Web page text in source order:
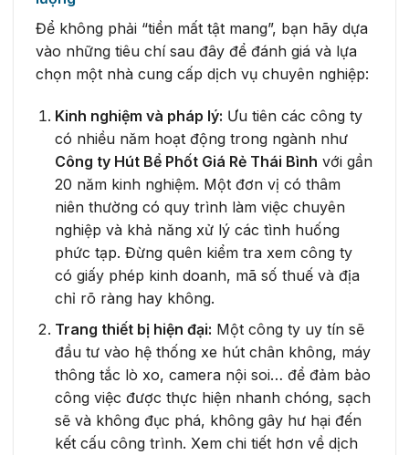
Để không phải “tiền mất tật mang”, bạn hãy dựa
vào những tiêu chí sau đây để đánh giá và lựa
chọn một nhà cung cấp dịch vụ chuyên nghiệp:
Kinh nghiệm và pháp lý: Ưu tiên các công ty
có nhiều năm hoạt động trong ngành như
Công ty Hút Bể Phốt Giá Rẻ Thái Bình với gần
20 năm kinh nghiệm. Một đơn vị có thâm
niên thường có quy trình làm việc chuyên
nghiệp và khả năng xử lý các tình huống
phức tạp. Đừng quên kiểm tra xem công ty
có giấy phép kinh doanh, mã số thuế và địa
chỉ rõ ràng hay không.
Trang thiết bị hiện đại: Một công ty uy tín sẽ
đầu tư vào hệ thống xe hút chân không, máy
thông tắc lò xo, camera nội soi… để đảm bảo
công việc được thực hiện nhanh chóng, sạch
sẽ và không đục phá, không gây hư hại đến
kết cấu công trình. Xem chi tiết hơn về dịch